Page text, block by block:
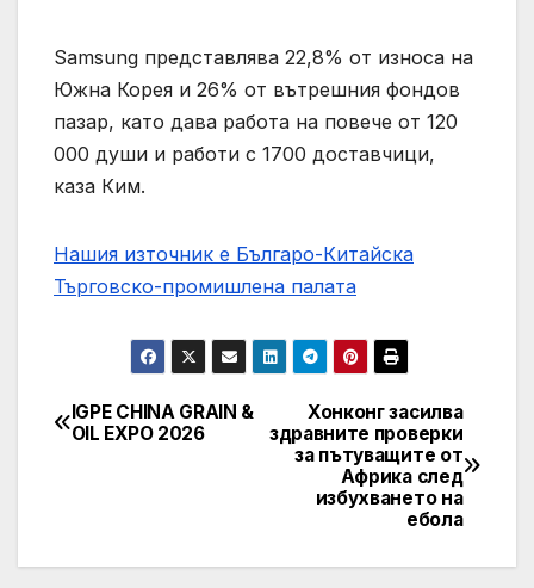
Samsung представлява 22,8% от износа на
Южна Корея и 26% от вътрешния фондов
пазар, като дава работа на повече от 120
000 души и работи с 1700 доставчици,
каза Ким.
Нашия източник е Българо-Китайска
Търговско-промишлена палaта
Post
Хонконг засилва
здравните проверки
за пътуващите от
Африка след
избухването на
ебола
IGPE CHINA GRAIN &
OIL EXPO 2026